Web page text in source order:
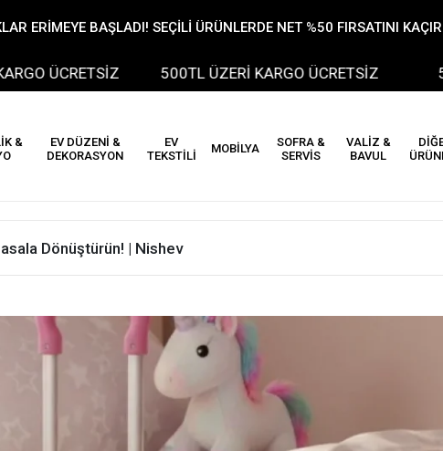
ERİMEYE BAŞLADI! SEÇİLİ ÜRÜNLERDE NET %50 FIRSATINI
500TL ÜZERİ KARGO ÜCRETSİZ 500TL
&
EV DÜZENİ &
DEKORASYON
EV
TEKSTİLİ
MOBİLYA
SOFRA &
SERVİS
VALİZ &
BAVUL
Dönüştürün! | Nishev